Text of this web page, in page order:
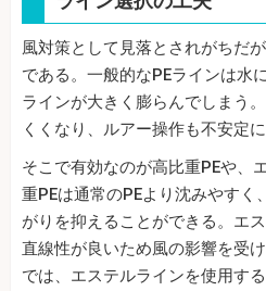
風対策として見落とされがちだ
である。一般的なPEラインは水
ラインが大きく膨らんでしまう
くくなり、ルアー操作も不安定に
そこで有効なのが高比重PEや、
重PEは通常のPEより沈みやすく
がりを抑えることができる。エ
直線性が良いため風の影響を受
では、エステルラインを使用す